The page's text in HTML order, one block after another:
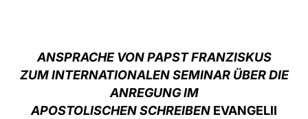
中文
ANSPRACHE VON PAPST FRANZISKUS
ZUM INTERNATIONALEN SEMINAR ÜBER DIE
ANREGUNG IM
APOSTOLISCHEN SCHREIBEN EVANGELII